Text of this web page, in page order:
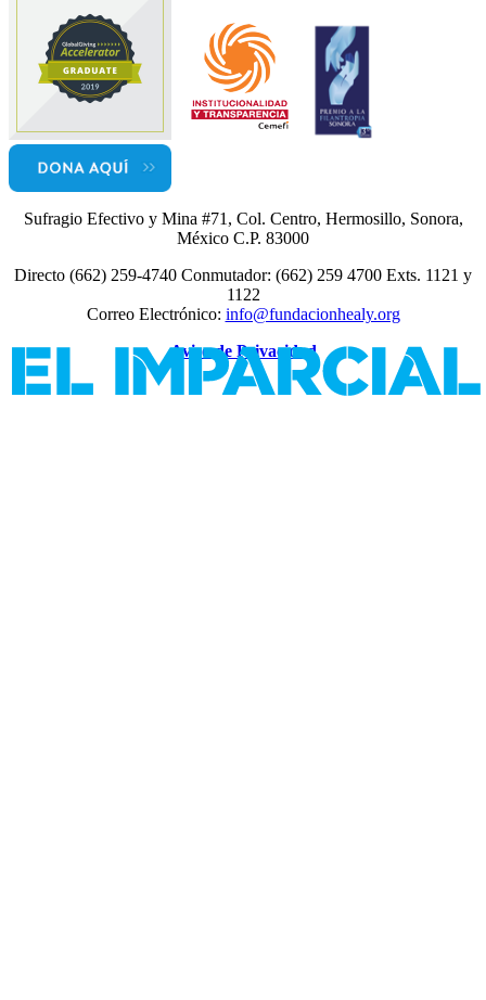
Sufragio Efectivo y Mina #71, Col. Centro, Hermosillo, Sonora,
México C.P. 83000
Directo (662) 259-4740 Conmutador: (662) 259 4700 Exts. 1121 y
1122
Correo Electrónico: info@fundacionhealy.org
Aviso de Privacidad